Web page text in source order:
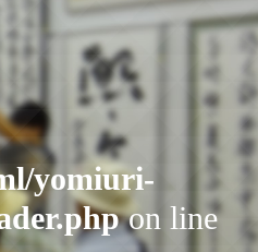
yomiuri-
on line